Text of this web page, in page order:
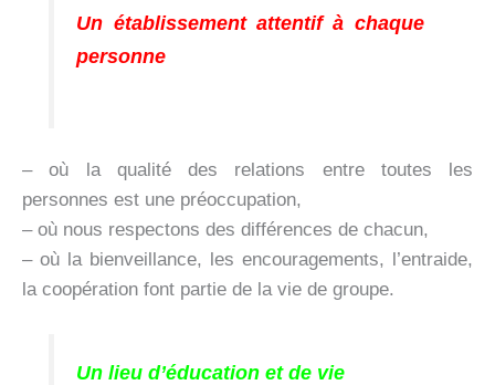
Un établissement attentif à chaque
personne
– où la qualité des relations entre toutes les
personnes est une préoccupation,
– où nous respectons des différences de chacun,
– où la bienveillance, les encouragements, l’entraide,
la coopération font partie de la vie de groupe.
Un lieu d’éducation et de vie